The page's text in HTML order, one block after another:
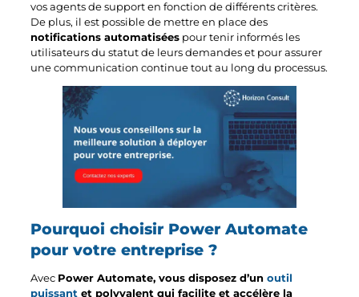
vos agents de support en fonction de différents critères.
De plus, il est possible de mettre en place des
notifications automatisées pour tenir informés les
utilisateurs du statut de leurs demandes et pour assurer
une communication continue tout au long du processus.
Pourquoi choisir Power Automate
pour votre entreprise ?
Avec Power Automate, vous disposez d’unoutil
puissant et polyvalent qui facilite et accélère la